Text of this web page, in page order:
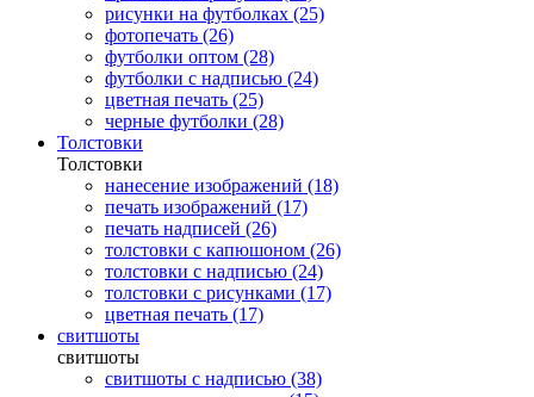
рисунки на футболках (25)
фотопечать (26)
футболки оптом (28)
футболки с надписью (24)
цветная печать (25)
черные футболки (28)
Толстовки
Толстовки
нанесение изображений (18)
печать изображений (17)
печать надписей (26)
толстовки с капюшоном (26)
толстовки с надписью (24)
толстовки с рисунками (17)
цветная печать (17)
свитшоты
свитшоты
свитшоты с надписью (38)